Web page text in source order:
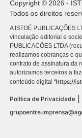
Copyright © 2026 -
Todos os direitos
A ISTOÉ PUBLICAÇÕES
vinculação editorial e
PUBLICACÕES LTDA
realizamos cobranças e
contrato de assinatura da
autorizamos terceiros a
conteúdo digital “https://
Política de Privacidade